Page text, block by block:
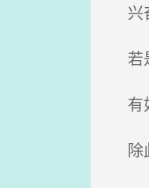
兴
若
有
除